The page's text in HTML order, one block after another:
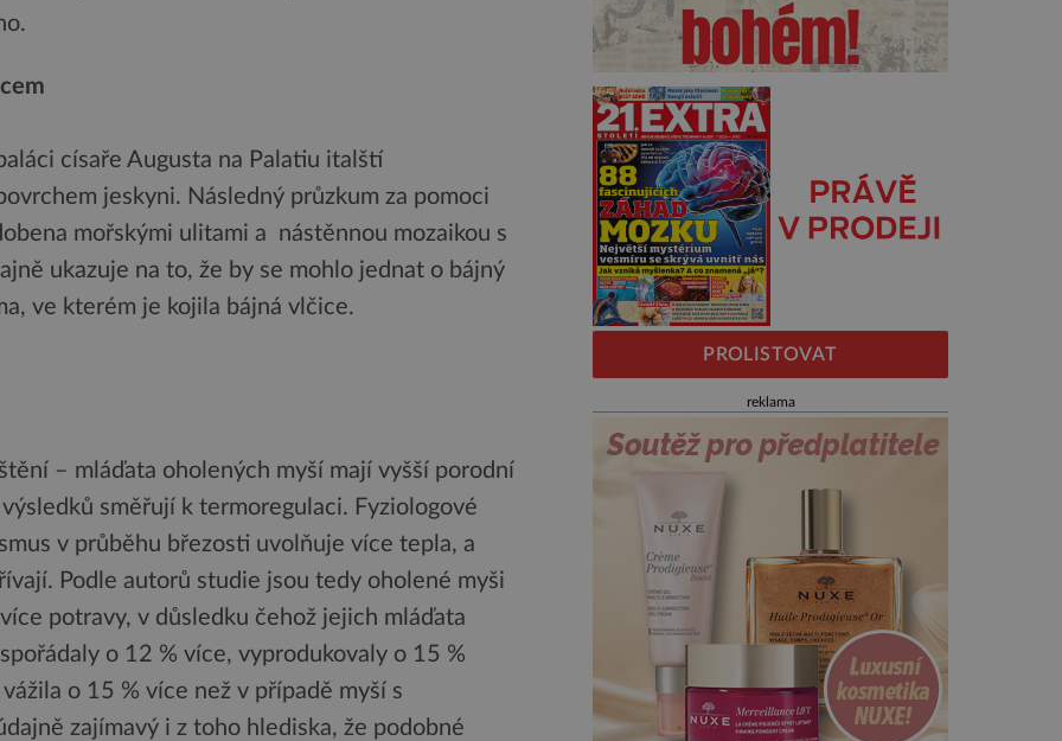
císaře Augusta na Palatiu italští
jeskyni. Následný průzkum za pomoci
mořskými ulitami a nástěnnou mozaikou s
ukazuje na to, že by se mohlo jednat o bájný
ve kterém je kojila bájná vlčice.
– mláďata oholených myší mají vyšší porodní
směřují k termoregulaci. Fyziologové
v průběhu březosti uvolňuje více tepla, a
Podle autorů studie jsou tedy oholené myši
potravy, v důsledku čehož jejich mláďata
o 12 % více, vyprodukovaly o 15 %
o 15 % více než v případě myší s
zajímavý i z toho hlediska, že podobné
PROLISTOVAT
reklama